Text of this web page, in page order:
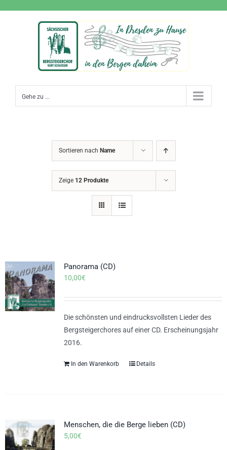
Gehe zu ...
Sortieren nach Name
Zeige 12 Produkte
Panorama (CD)
10,00€
Die schönsten und eindrucksvollsten Lieder des
Bergsteigerchores auf einer CD. Erscheinungsjahr
2016.
In den Warenkorb Details
Menschen, die die Berge lieben (CD)
5,00€